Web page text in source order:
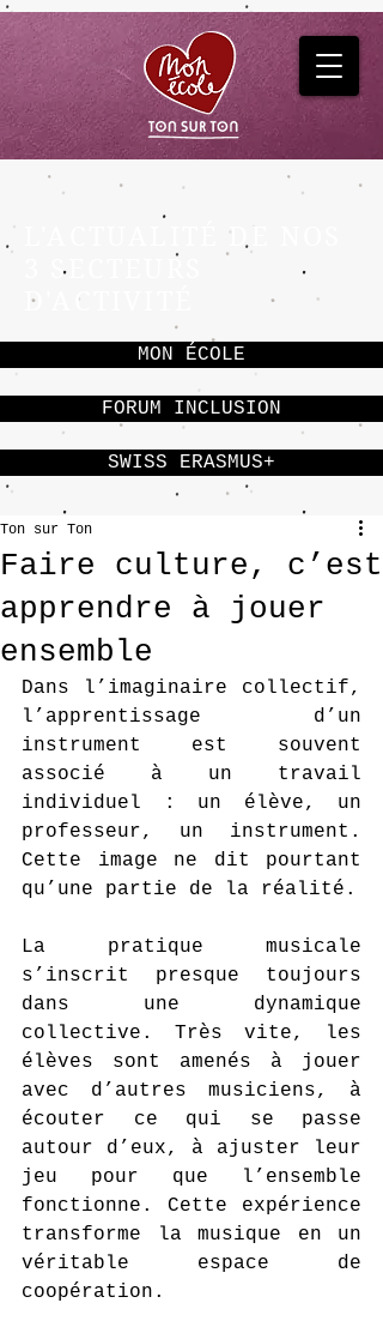
L'ACTUALITÉ DE NOS
3 SECTEURS
D'ACTIVITÉ
MON ÉCOLE
FORUM INCLUSION
SWISS ERASMUS+
Faire culture, c’est
apprendre à jouer
ensemble
Ton sur Ton
Dans l’imaginaire collectif,
l’apprentissage d’un
instrument est souvent
associé à un travail
individuel : un élève, un
professeur, un instrument.
Cette image ne dit pourtant
qu’une partie de la réalité.
La pratique musicale
s’inscrit presque toujours
dans une dynamique
collective. Très vite, les
élèves sont amenés à jouer
avec d’autres musiciens, à
écouter ce qui se passe
autour d’eux, à ajuster leur
jeu pour que l’ensemble
fonctionne. Cette expérience
transforme la musique en un
véritable espace de
coopération.